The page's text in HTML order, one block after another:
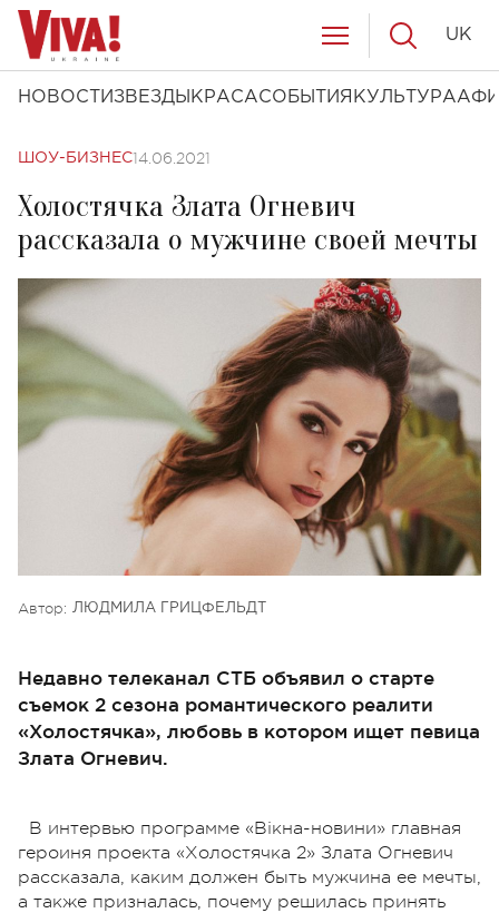
НОВОСТИ ЗВЕЗДЫ КРАСАСОБЫТИЯ КУЛЬТУРА
UK
ШОУ-БИЗНЕС14.06.2021
Холостячка Злата Огневич
рассказала о мужчине своей мечты
Автор: ЛЮДМИЛА ГРИЦФЕЛЬДТ
Недавно телеканал СТБ объявил о старте
съемок 2 сезона романтического реалити
«Холостячка», любовь в котором ищет певица
Злата Огневич.
В интервью программе «Вікна-новини» главная
героиня проекта «Холостячка 2» Злата Огневич
рассказала, каким должен быть мужчина ее мечты,
а также призналась, почему решилась принять